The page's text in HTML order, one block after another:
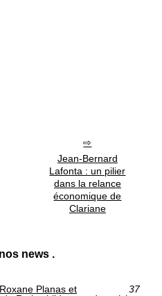
Jean-Bernard
Lafonta : un pilier
dans la relance
économique de
Clariane
news .
Planas et
37